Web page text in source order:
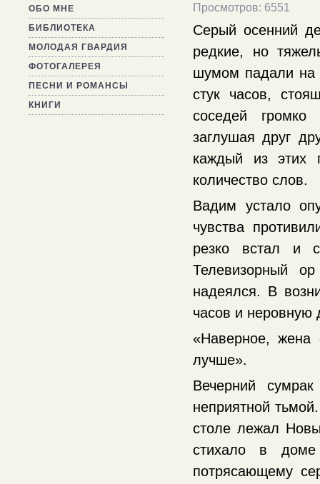
ОБО МНЕ
БИБЛИОТЕКА
МОЛОДАЯ ГВАРДИЯ
ФОТОГАЛЕРЕЯ
ПЕСНИ И РОМАНСЫ
КНИГИ
Просмотров: 6551
Серый осенний
редкие, но
шумом падали на
стук часов,
соседей громко
заглушая друг
каждый из этих
количество слов.
Вадим устало
чувства
резко встал и
Телевизорный
надеялся. В
часов и неровную
«Наверное,
лучше».
Вечерний
неприятной
столе лежал
стихало в
потрясающему